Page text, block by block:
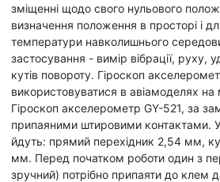
зміщенні щодо свого нульового
визначення положення в просторі і
температури навколишнього
застосування - вимір вібрації, руху,
кутів повороту. Гіроскоп
використовуватися в авіамоделях на
Гіроскоп акселерометр GY-521, за
припаяними штировими контактами.
йдуть: прямий перехідник 2,54 мм,
мм. Перед початком роботи один з
зручний) потрібно припаяти до клем